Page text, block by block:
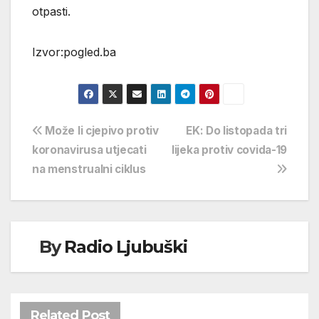
otpasti.
Izvor:pogled.ba
Navigacija
objava
EK: Do listopada tri
lijeka protiv covida-19
Može li cjepivo protiv
koronavirusa utjecati
na menstrualni ciklus
ByRadio Ljubuški
Related Post